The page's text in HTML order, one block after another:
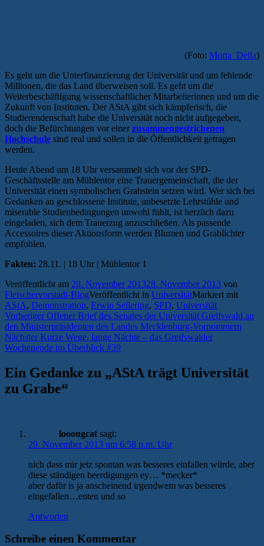
(Foto: Morta_Della)
Es geht um die Unterfinanzierung der Universität und um fehlende
Millionen, die das Land überweisen soll. Es geht um die
Weiterbeschäftigung wissenschaftlicher Mitarbeiterinnen und um die
Zukunft von Instituten. Der AStA gibt sich kämpferisch, die
Studierendenschaft habe die Universität noch nicht aufgegeben,
doch die Befürchtungen vor einer zusammengestrichenen
Hochschule sind real und sollen in die Öffentlichkeit getragen
werden.
Heute Abend um 18 Uhr versammelt sich vor der SPD-
Geschäftsstelle am Mühlentor eine Trauergemeinschaft, die der
Universität einen symbolischen Grabstein setzen wird. Wer sich bei
Gedanken an geschlossene Institute, unbesetzte Lehrstühle und
miserable Studienbedingungen unwohl fühlt, ist herzlich dazu
eingeladen, sich dem Trauerzug anzuschließen. Als passende
Accessoires dieser Aktionsform werden Blumen und Grablichter
empfohlen.
Fakten: 28.11. | 18 Uhr | Mühlentor 1
Veröffentlicht am 28. November 201328. November 2013 von
Fleischervorstadt-BlogVeröffentlicht in UniversitätMarkiert mit
AStA, Demonstration, Erwin Sellering, SPD, Universität
Beitragsnavigation
Vorheriger Vorheriger
Beitrag:
Offener Brief des Senates der Universität Greifswald an
den Ministerpräsidenten des Landes Mecklenburg-Vorpommern
Nächster Nächster
Beitrag:
Kurze Wege, lange Nächte – das Greifswalder
Wochenende im Überblick #39
Ein Gedanke zu „AStA trägt Universität
zu Grabe“
looongcat sagt:
29. November 2013 um 6:58 p.m. Uhr
nich dass mir jetz spontan was besseres einfallen würde, aber
diese ständigen beerdigungen ey… *mecker*
aber dafür is ja anscheinend irgendwem was besseres
eingefallen…enten und so
Antworten
Schreibe einen Kommentar